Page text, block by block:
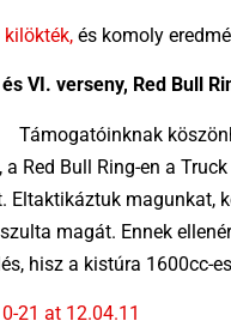
kilökték, és komoly
VI. verseny, Red Bull
Támogatóinknak
Red Bull Ring-en a
magunkat,
magát. Ennek
hisz a kistúra 1600cc-